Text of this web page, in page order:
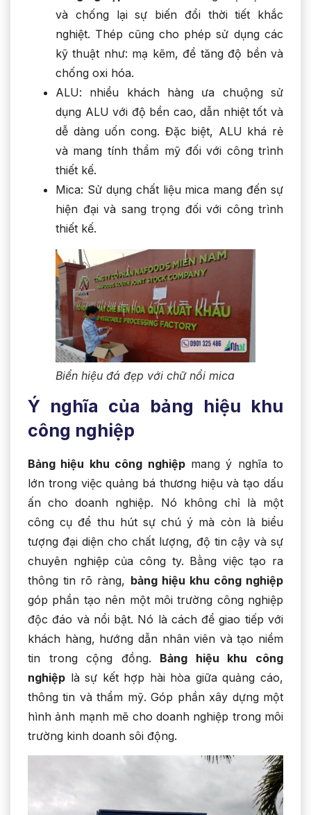
và chống lại sự biến đổi thời tiết khắc
nghiệt. Thép cũng cho phép sử dụng các
kỹ thuật như: mạ kẽm, để tăng độ bền và
chống oxi hóa.
ALU: nhiều khách hàng ưa chuộng sử
dụng ALU với độ bền cao, dẫn nhiệt tốt và
dễ dàng uốn cong. Đặc biệt, ALU khá rẻ
và mang tính thẩm mỹ đối với công trình
thiết kế.
Mica: Sử dụng chất liệu mica mang đến sự
hiện đại và sang trọng đối với công trình
thiết kế.
Biển hiệu đá đẹp với chữ nổi mica
Ý nghĩa của bảng hiệu khu
công nghiệp
Bảng hiệu khu công nghiệpmang ý nghĩa to
lớn trong việc quảng bá thương hiệu và tạo dấu
ấn cho doanh nghiệp. Nó không chỉ là một
công cụ để thu hút sự chú ý mà còn là biểu
tượng đại diện cho chất lượng, độ tin cậy và sự
chuyên nghiệp của công ty. Bằng việc tạo ra
thông tin rõ ràng, bảng hiệu khu công nghiệp
góp phần tạo nên một môi trường công nghiệp
độc đáo và nổi bật. Nó là cách để giao tiếp với
khách hàng, hướng dẫn nhân viên và tạo niềm
tin trong cộng đồng. Bảng hiệu khu công
nghiệp là sự kết hợp hài hòa giữa quảng cáo,
thông tin và thẩm mỹ. Góp phần xây dựng một
hình ảnh mạnh mẽ cho doanh nghiệp trong môi
trường kinh doanh sôi động.